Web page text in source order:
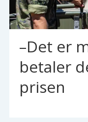
–Det er
betaler
prisen